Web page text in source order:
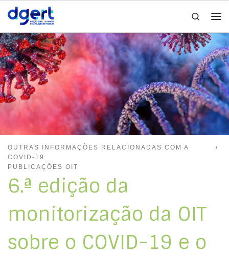
Skip to content
Search
OUTRAS INFORMAÇÕES RELACIONADAS COM A
COVID-19
PUBLICAÇÕES OIT
6.ª edição da
monitorização da OIT
sobre o COVID-19 e o